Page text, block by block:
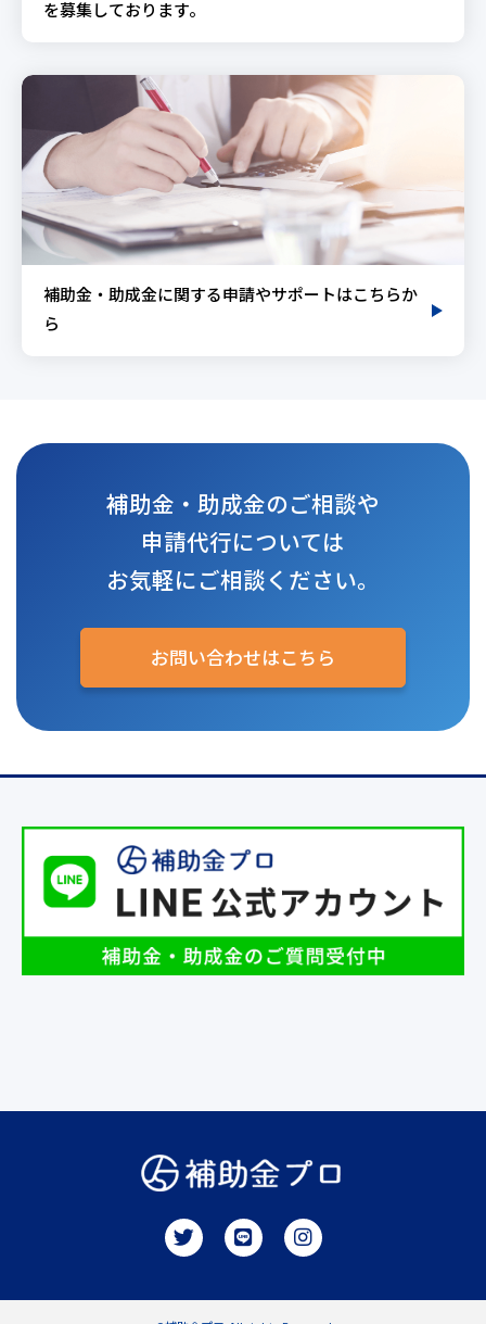
を募集しております。
補助金・助成金に関する申請やサポートはこちらか
ら
補助金・助成金のご相談や
申請代行については
お気軽にご相談ください。
お問い合わせはこちら